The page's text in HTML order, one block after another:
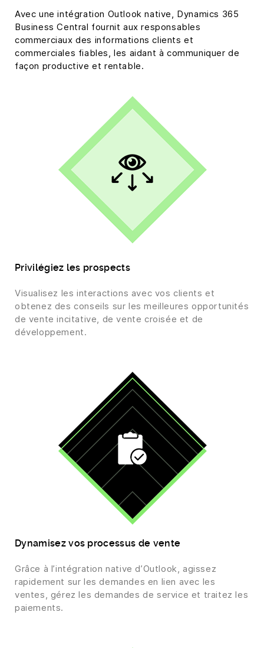
Avec une intégration Outlook native, Dynamics 365
Business Central fournit aux responsables
commerciaux des informations clients et
commerciales fiables, les aidant à communiquer de
façon productive et rentable.
Privilégiez les prospects
Visualisez les interactions avec vos clients et
obtenez des conseils sur les meilleures opportunités
de vente incitative, de vente croisée et de
développement.
Dynamisez vos processus de vente
Grâce à l’intégration native d’Outlook, agissez
rapidement sur les demandes en lien avec les
ventes, gérez les demandes de service et traitez les
paiements.